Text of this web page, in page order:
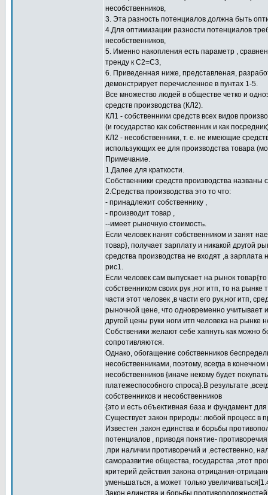
несобственников,
3. Эта разность потенциалов должна быть
4.Для оптимизации разности потенциалов
несобственников,
5. Именно накопления есть параметр ,
тренду к С2=С3,
6. Приведенная ниже, представленая,
демонстрирует перечисленное в пунтах 1-5.
Все множество людей в обществе четко и
средств производства (КЛ2).
КЛ1 - собственники средств всех видов
(и государство как собственник и как
КЛ2 - несобственники, т. е. не имеющие
использующих ее для производства товара
Примечание.
1.Далее для краткости.
Собственники средств производства названы
2.Средства производства это то что:
- принадлежит собственнику ,
- производит товар ,
--имеет рыночную стоимость.
Если человек нанят собственником и занят
товар}, получает зарплату и никакой другой
средства производства не входят ,а
рис1.
Если человек сам выпускает на рынок
собственником своих рук ,ног итп, то на
части этот человек ,в части его рук,ног итп,
рыночной цене, что одновременно учитывает
другой цены руки ноги итп человека на рынке
Собственики желают себе хапнуть как можно
сопротивляются.
Однако, обогащение собственников
несобственниками, поэтому, всегда в
несобственников {иначе некому будет
платежеспособного спроса}.В результате
собственников и несобственников
{это и есть объективная база и фундамент
Существует закон природы: любой процесс в
Известен ,закон единства и борьбы
потенциалов , приводя понятие-
,при наличии противоречий и ,естественно,
саморазвитие общества, государства ,этот
критерий действия закона отрицания-
уменьшаться, а может только
Закон единства и борьбы